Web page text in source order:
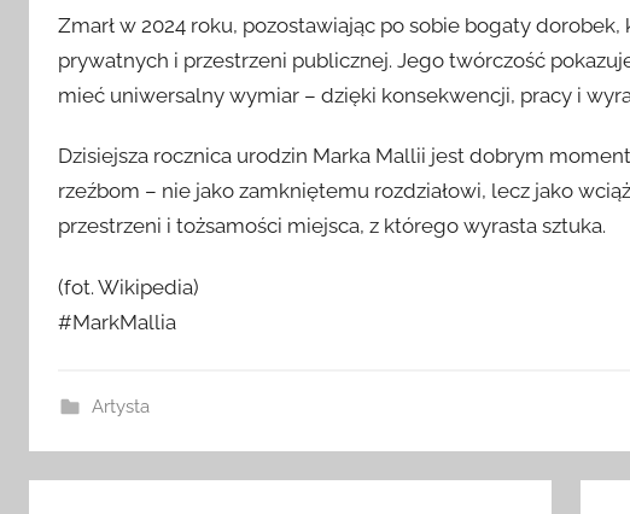
Zmarł w 2024 roku, pozostawiając po sobie bogaty
prywatnych i przestrzeni publicznej. Jego twórczość
mieć uniwersalny wymiar – dzięki konsekwencji, pracy i
Dzisiejsza rocznica urodzin Marka Mallii jest dobrym
rzeźbom – nie jako zamkniętemu rozdziałowi, lecz jako
przestrzeni i tożsamości miejsca, z którego wyrasta sztuka.
(fot. Wikipedia)
#MarkMallia
Artysta